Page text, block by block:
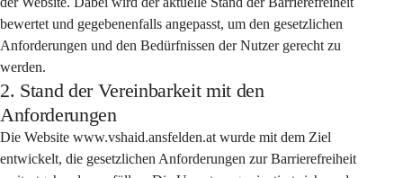
bewertet und gegebenenfalls angepasst, um den gesetzlichen
Anforderungen und den Bedürfnissen der Nutzer gerecht zu
werden.
2. Stand der Vereinbarkeit mit den
Anforderungen
Die Website www.vshaid.ansfelden.at wurde mit dem Ziel
entwickelt, die gesetzlichen Anforderungen zur Barrierefreiheit